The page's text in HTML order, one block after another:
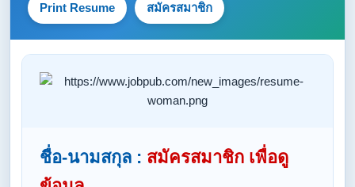
Print Resume สมัครสมาชิก
ชื่อ-นามสกุล : สมัครสมาชิก เพื่อดู